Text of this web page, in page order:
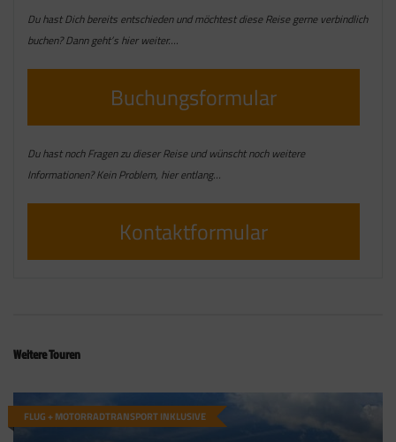
Du hast Dich bereits entschieden und möchtest diese Reise gerne verbindlich
buchen? Dann geht’s hier weiter….
Buchungsformular
Du hast noch Fragen zu dieser Reise und wünscht noch weitere
Informationen? Kein Problem, hier entlang…
Kontaktformular
Weitere Touren
FLUG + MOTORRADTRANSPORT INKLUSIVE